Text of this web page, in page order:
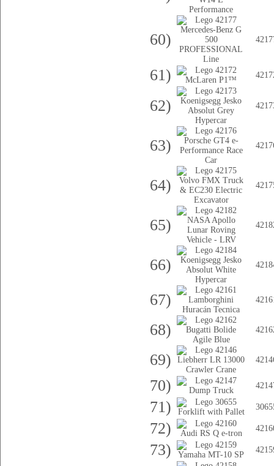
60)
61)
62)
63)
64)
65)
66)
67)
68)
69)
70)
71)
72)
73)